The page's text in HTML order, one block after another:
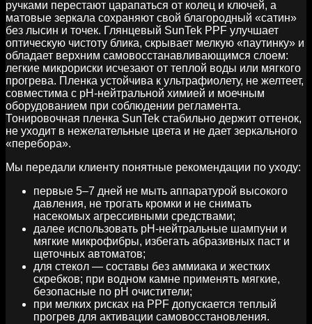
ручками перестают царапаться от колец и ключей, а
матовые зеркала сохраняют свой благородный «сатин»
без лысин и точек. Глянцевый SunTek PPF улучшает
оптическую чистоту блика, скрывает мелкую «паутинку» и
обладает верхним самовосстанавливающимся слоем:
легкие микрориски исчезают от теплой воды или мягкого
прогрева. Пленка устойчива к ультрафиолету, не желтеет,
совместима с pH‑нейтральной химией и моечным
оборудованием при соблюдении регламента.
Тонировочная пленка SunTek стабильно держит оттенок,
не уходит в нежелательные цвета и не дает зеркального
«перебора».
Мы передали клиенту понятные рекомендации по уходу:
первые 5–7 дней не мыть аппаратурой высокого
давления, не трогать кромки и не снимать
насекомых агрессивными средствами;
далее использовать pH‑нейтральные шампуни и
мягкие микрофибры, избегать абразивных паст и
щеточных автоматов;
для стекол — составы без аммиака и жестких
скребков; при водном камне применять мягкие,
безопасные по pH очистители;
при мелких рисках на PPF допускается теплый
прогрев для активации самовосстановления.